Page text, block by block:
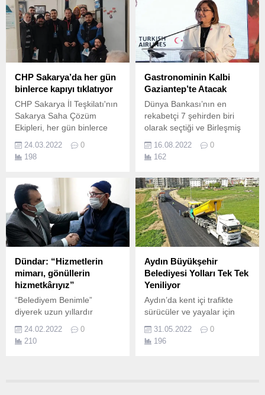
CHP Sakarya’da her gün
binlerce kapıyı tıklatıyor
CHP Sakarya İl Teşkilatı'nın
Sakarya Saha Çözüm
Ekipleri, her gün binlerce
ediyor.
24.03.2022
0
198
Gastronominin Kalbi
Gaziantep’te Atacak
Dünya Bankası’nın en
rekabetçi 7 şehirden biri
olarak seçtiği ve Birleşmiş
Kültür Örgütü’nün
(UNESCO) 116 şehir
alanında Yaratıcı Şehirler
Ağı’nda (UCCN) Türkiye’yi
temsil eden ilk şehir olarak
listeye aldığı Gaziantep,
kadim mutfağıyla tekrar
dünya sahnesine çıkmaya
hazırlanıyor.
16.08.2022
0
162
Dündar: “Hizmetlerin
mimarı, gönüllerin
hizmetkârıyız”
“Belediyem Benimle”
diyerek uzun yıllardır
gönül bırakmayan
Osmangazi Belediyesi’nin
24.02.2022
0
210
Aydın Büyükşehir
Belediyesi Yolları Tek Tek
Yeniliyor
Aydın’da kent içi trafikte
sürücüler ve yayalar için
Aydın Büyükşehir
Belediyesi, birçok farklı
31.05.2022
0
196